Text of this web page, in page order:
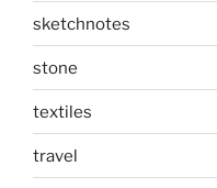
sketchnotes
stone
textiles
travel